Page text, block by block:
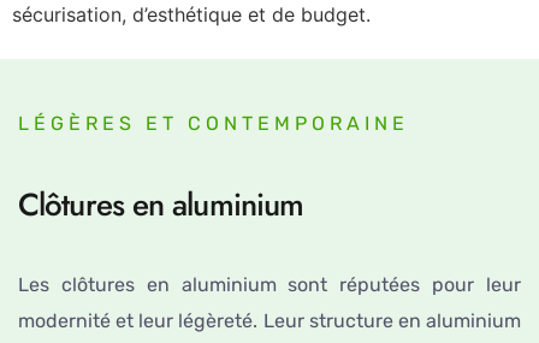
sécurisation, d’esthétique et de budget.
LÉGÈRES ET CONTEMPORAINE
Clôtures en aluminium
Les clôtures en aluminium sont réputées pour leur
modernité et leur légèreté. Leur structure en aluminium